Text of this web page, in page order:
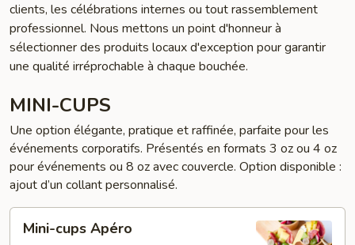
clients, les célébrations internes ou tout rassemblement
professionnel. Nous mettons un point d'honneur à
sélectionner des produits locaux d'exception pour garantir
une qualité irréprochable à chaque bouchée.
MINI-CUPS
Une option élégante, pratique et raffinée, parfaite pour les
événements corporatifs. Présentés en formats 3 oz ou 4 oz
pour événements ou 8 oz avec couvercle. Option disponible :
ajout d’un collant personnalisé.
cups
Mini-cups Apéro